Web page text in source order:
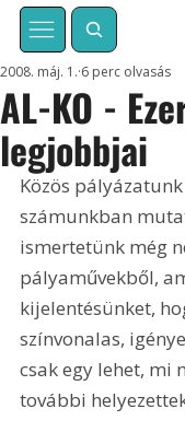
AL-KO -
legjobbjai
2008. máj. 1. 6 perc olvasás
Közös
számunkban
ismertetünk még
pályaművekből,
kijelentésünket,
színvonalas,
csak egy lehet, mi
további